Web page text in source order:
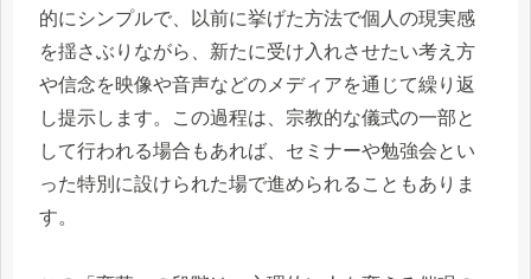
的にシンプルで、以前に挙げた方法で個人の現実感
を揺さぶりながら、新たに受け入れさせたい考え方
や信念を映像や音声などのメディアを通じて繰り返
し提示します。この過程は、宗教的な儀式の一部と
して行われる場合もあれば、セミナーや勉強会とい
った特別に設けられた場で進められることもありま
す。